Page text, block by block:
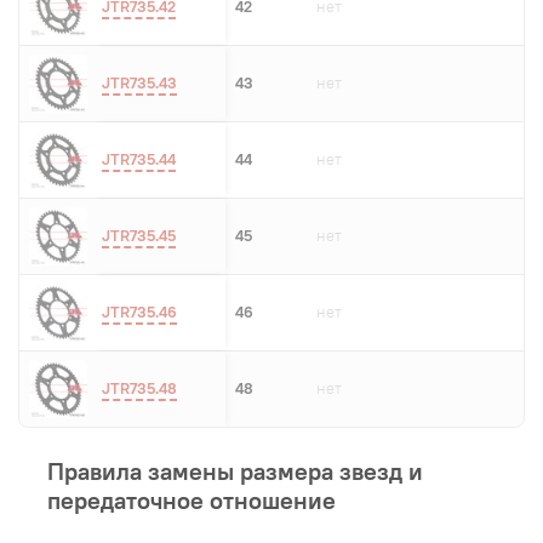
JTR735.42 42 нет
JTR735.43 43 нет
JTR735.44 44 нет
JTR735.45 45 нет
JTR735.46 46 нет
JTR735.48 48 нет
Правила замены размера звезд и
передаточное отношение